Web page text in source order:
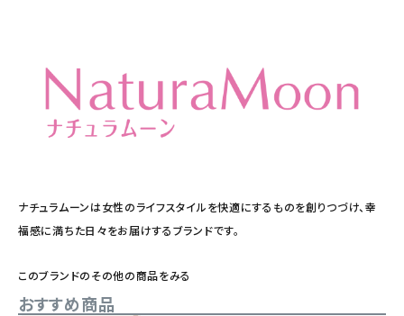
ナチュラムーンは女性のライフスタイルを快適にするものを創りつづけ、幸
福感に満ちた日々をお届けするブランドです。
このブランドのその他の商品をみる
おすすめ商品